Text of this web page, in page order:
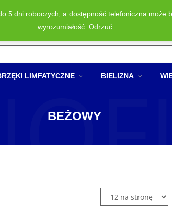
LIMFATYCZNE BIELIZNA
BEŻOWY
5 dni roboczych, a dostępność telefoniczna
wyrozumiałość. Odrzuć